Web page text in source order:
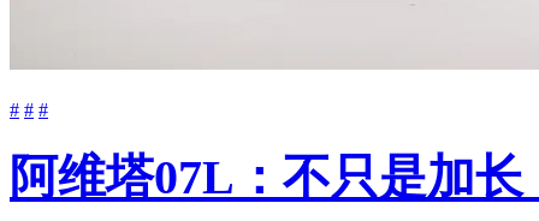
# # #
阿维塔07L：不只是加